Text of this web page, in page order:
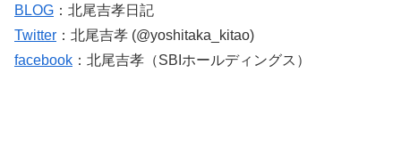
BLOG ：北尾吉孝日記
Twitter ：北尾吉孝 (@yoshitaka_kitao)
facebook ：北尾吉孝（SBIホールディングス）